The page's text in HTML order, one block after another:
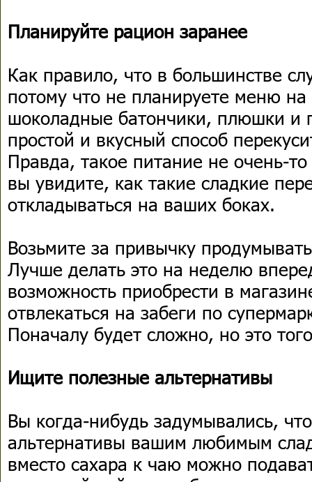
Планируйте рацион заранее
Как правило, что в большинстве
потому что не планируете меню
шоколадные батончики, плюшки и
простой и вкусный способ
Правда, такое питание не очень-
вы увидите, как такие сладкие
откладываться на ваших боках.
Возьмите за привычку
Лучше делать это на неделю
возможность приобрести в
отвлекаться на забеги по
Поначалу будет сложно, но это
Ищите полезные альтернативы
Вы когда-нибудь задумывались,
альтернативы вашим любимым
вместо сахара к чаю можно